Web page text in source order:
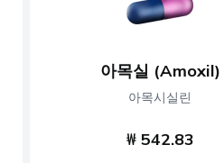
아목실 (Amoxil)
아목시실린
₩ 542.83